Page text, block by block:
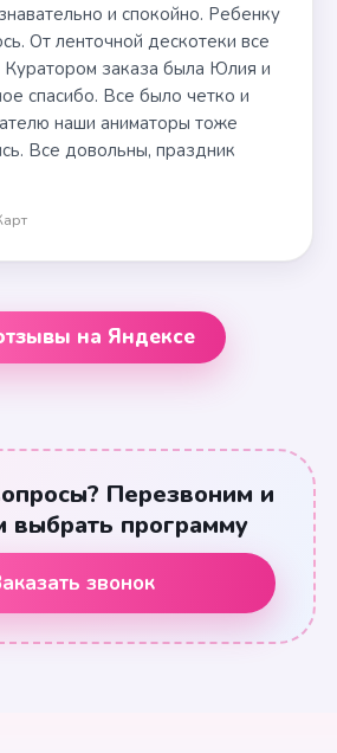
и спокойно. Ребенку
От ленточной дескотеки все
Куратором заказа была Юлия и
спасибо. Все было четко и
наши аниматоры тоже
Все довольны, праздник
на Яндексе
Перезвоним и
программу
звонок